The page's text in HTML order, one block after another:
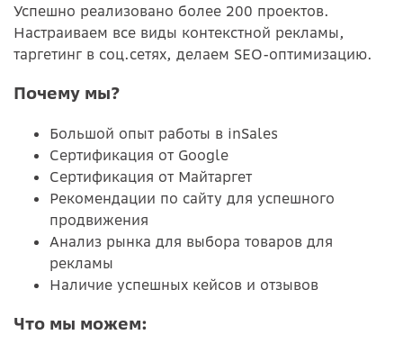
Успешно реализовано более 200 проектов.
Настраиваем все виды контекстной рекламы,
таргетинг в соц.сетях, делаем SEO-оптимизацию.
Почему мы?
Большой опыт работы в inSales
Сертификация от Google
Сертификация от Майтаргет
Рекомендации по сайту для успешного
продвижения
Анализ рынка для выбора товаров для
рекламы
Наличие успешных кейсов и отзывов
Что мы можем: